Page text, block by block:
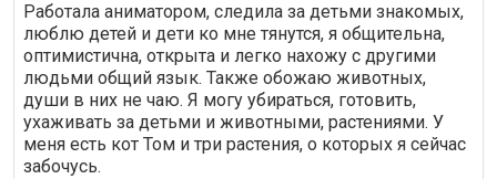
Работала аниматором, следила за детьми знакомых,
люблю детей и дети ко мне тянутся, я общительна,
оптимистична, открыта и легко нахожу с другими
людьми общий язык. Также обожаю животных,
души в них не чаю. Я могу убираться, готовить,
ухаживать за детьми и животными, растениями. У
меня есть кот Том и три растения, о которых я сейчас
забочусь.